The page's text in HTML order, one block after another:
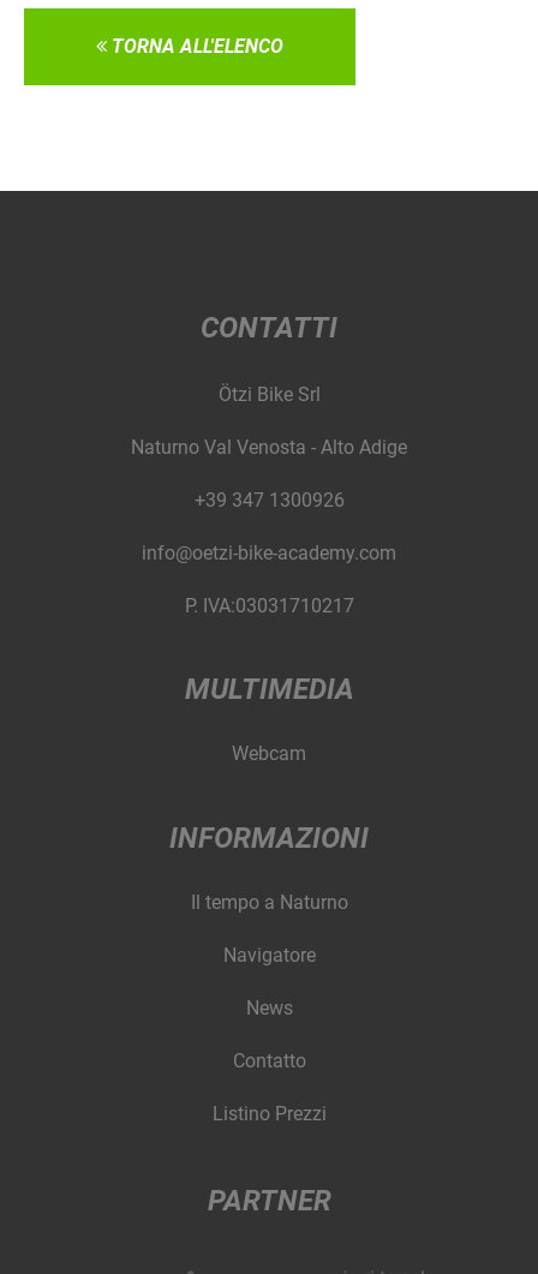
TORNA ALL'ELENCO
CONTATTI
Ötzi Bike Srl
Naturno Val Venosta - Alto Adige
+39 347 1300926
info@oetzi-bike-academy.com
P. IVA:03031710217
MULTIMEDIA
Webcam
INFORMAZIONI
Il tempo a Naturno
Navigatore
News
Contatto
Listino Prezzi
PARTNER